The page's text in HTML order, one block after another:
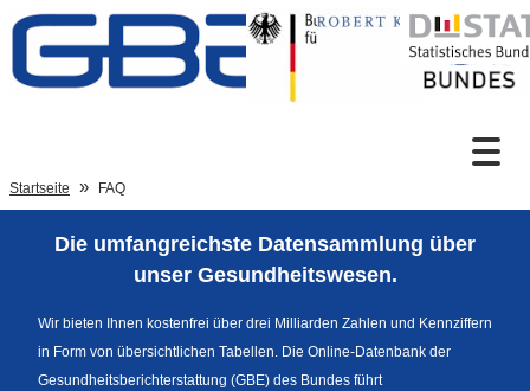
Zum Inhalt
Sprachumschaltung
Fußzeile
Startseite FAQ
Die umfangreichste Datensammlung über
unser Gesundheitswesen.
Wir bieten Ihnen kostenfrei über drei Milliarden Zahlen und Kennziffern
in Form von übersichtlichen Tabellen. Die Online-Datenbank der
Gesundheitsberichterstattung (GBE) des Bundes führt